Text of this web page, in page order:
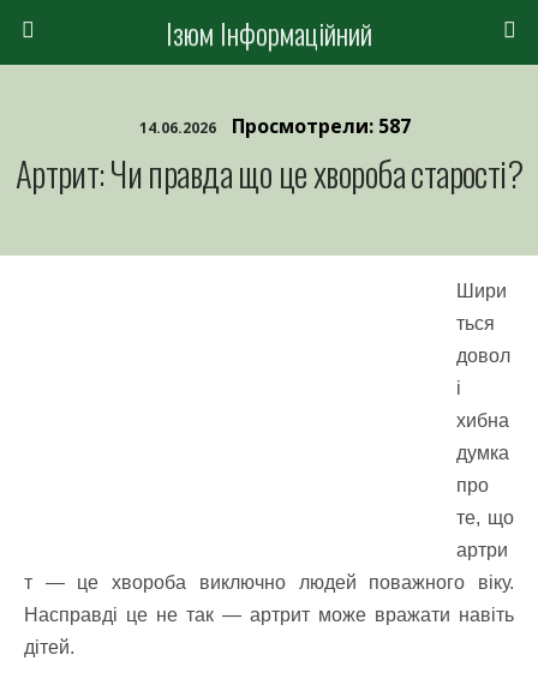
Ізюм Інформаційний
14.06.2026 Просмотрели: 587
Артрит: Чи правда що це хвороба старості?
Шири
ться
довол
і
хибна
думка
про
те, що
артри
т — це хвороба виключно людей поважного віку.
Насправді це не так — артрит може вражати навіть
дітей.